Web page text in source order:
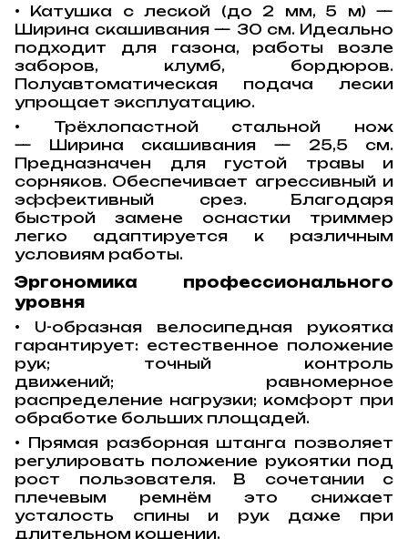
• Катушка с леской (до 2 мм, 5 м) —
Ширина скашивания — 30 см. Идеально
подходит для газона, работы возле
заборов, клумб, бордюров.
Полуавтоматическая подача лески
упрощает эксплуатацию.
• Трёхлопастной стальной нож
— Ширина скашивания — 25,5 см.
Предназначен для густой травы и
сорняков. Обеспечивает агрессивный и
эффективный срез. Благодаря
быстрой замене оснастки триммер
легко адаптируется к различным
условиям работы.
Эргономика профессионального
уровня
• U-образная велосипедная рукоятка
гарантирует: естественное положение
рук; точный контроль
движений; равномерное
распределение нагрузки; комфорт при
обработке больших площадей.
• Прямая разборная штанга позволяет
регулировать положение рукоятки под
рост пользователя. В сочетании с
плечевым ремнём это снижает
усталость спины и рук даже при
длительном кошении.